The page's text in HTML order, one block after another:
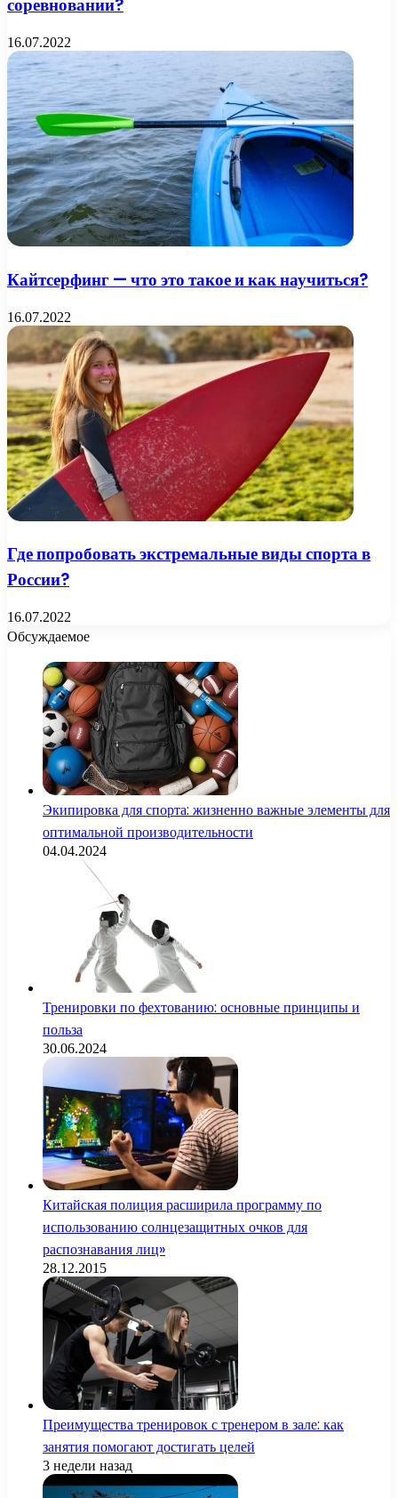
соревновании?
16.07.2022
Кайтсерфинг — что это такое и как научиться?
16.07.2022
Где попробовать экстремальные виды спорта в
России?
16.07.2022
Обсуждаемое
Экипировка для спорта: жизненно важные элементы для
оптимальной производительности
04.04.2024
Тренировки по фехтованию: основные принципы и
польза
30.06.2024
Китайская полиция расширила программу по
использованию солнцезащитных очков для
распознавания лиц»
28.12.2015
Преимущества тренировок с тренером в зале: как
занятия помогают достигать целей
3 недели назад